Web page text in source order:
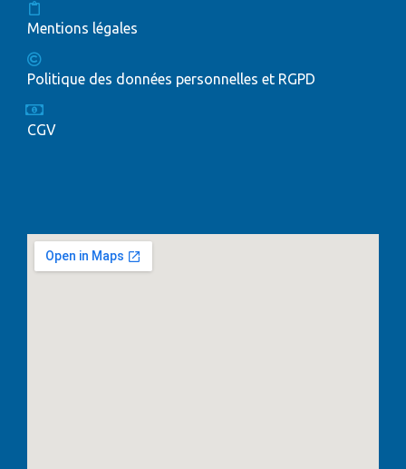
Mentions légales
Politique des données personnelles et RGPD
CGV